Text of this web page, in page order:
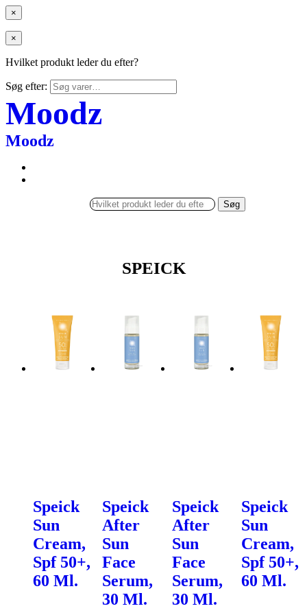
×
×
Hvilket produkt leder du efter?
Søg efter:
Moodz
Moodz
Søg
SPEICK
Speick
Sun
Cream,
Spf 50+,
60 Ml.
Speick
After
Sun
Face
Serum,
30 Ml.
Speick
After
Sun
Face
Serum,
30 Ml.
Speick
Sun
Cream,
Spf 50+,
60 Ml.